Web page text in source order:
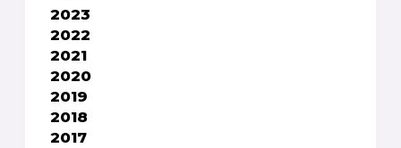
2023
2022
2021
2020
2019
2018
2017